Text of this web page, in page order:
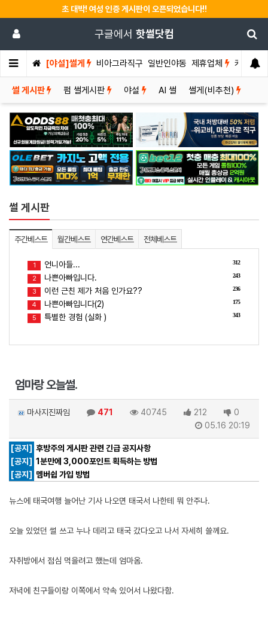
초 대박! 여성 인증 게시판이 오픈되었습니다!!
구글에서 핫썰닷컴
[야설]썰게 비아그라직구 일반인야동 제휴업체 커뮤니티
썰 게시판 펌 썰게시판 야설 AI 썰 썰게(비추천)
썰 게시판
주간베스트 월간베스트 연간베스트 전체베스트
312
1 언니아들...
243
2 나쁜아빠입니다.
236
3 이런 근친 제가 처음 인가요??
175
4 나쁜아빠입니다(2)
343
5 특별한 경험 (실화 )
엄마랑 오늘썰.
마사지진짜임 471 40745 212
0
05.16 20:19
[공지] 후방주의 게시판 관련 긴급 공지사항
[공지] 1분만에 3,000포인트 획득하는 방법
[공지]
멤버쉽 가입 방법
뉴스에 태국여행 늘어난 기사 나오면 태국서 나한테 뭐 안주나.
오늘 있었던 썰 쓰고 누나 데리고 태국 갔다오고 나서 자세히 쓸께요.
자취방에서 점심 먹을려고 했는데 엄마옴.
저녁에 친구들이랑 이쪽에서 약속 있어서 나왔다함.